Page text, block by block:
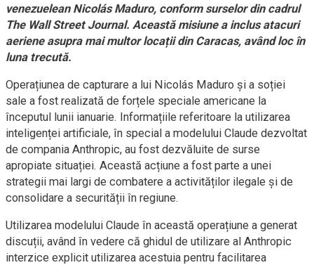
venezuelean Nicolás Maduro, conform surselor din cadrul
The Wall Street Journal. Această misiune a inclus atacuri
aeriene asupra mai multor locații din Caracas, având loc în
luna trecută.
Operațiunea de capturare a lui Nicolás Maduro și a soției
sale a fost realizată de forțele speciale americane la
începutul lunii ianuarie. Informațiile referitoare la utilizarea
inteligenței artificiale, în special a modelului Claude dezvoltat
de compania Anthropic, au fost dezvăluite de surse
apropiate situației. Această acțiune a fost parte a unei
strategii mai largi de combatere a activităților ilegale și de
consolidare a securității în regiune.
Utilizarea modelului Claude în această operațiune a generat
discuții, având în vedere că ghidul de utilizare al Anthropic
interzice explicit utilizarea acestuia pentru facilitarea